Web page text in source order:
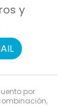
por
y